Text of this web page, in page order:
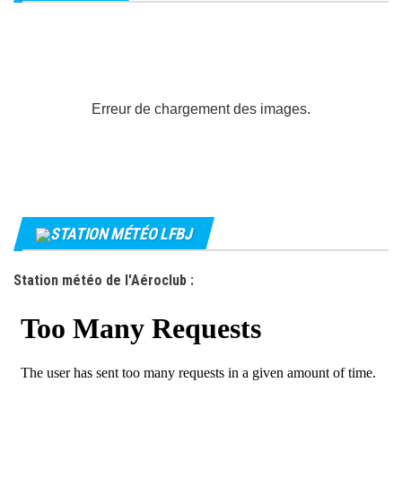
Erreur de chargement des images.
STATION MÉTÉO LFBJ
Station météo de l'Aéroclub :